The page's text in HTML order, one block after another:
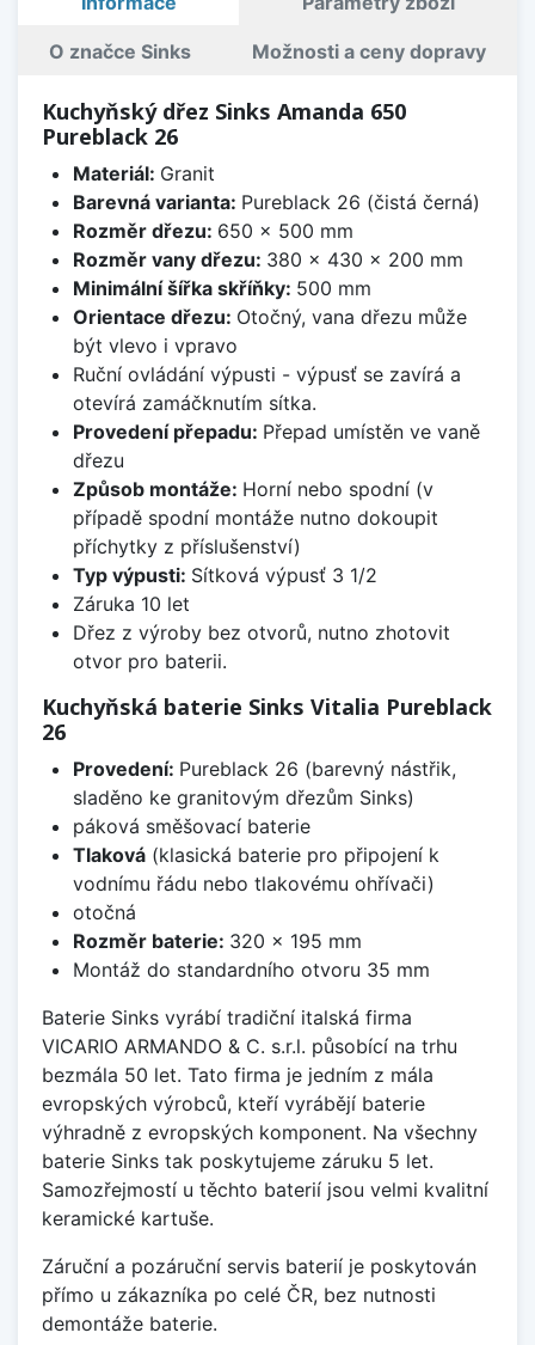
O značce Sinks Možnosti a ceny dopravy
Kuchyňský dřez Sinks Amanda 650
Pureblack 26
Materiál: Granit
Barevná varianta: Pureblack 26 (čistá černá)
Rozměr dřezu: 650 x 500 mm
Rozměr vany dřezu: 380 x 430 x 200 mm
Minimální šířka skříňky: 500 mm
Orientace dřezu: Otočný, vana dřezu může
být vlevo i vpravo
Ruční ovládání výpusti - výpusť se zavírá a
otevírá zamáčknutím sítka.
Provedení přepadu: Přepad umístěn ve vaně
dřezu
Způsob montáže: Horní nebo spodní (v
případě spodní montáže nutno dokoupit
příchytky z příslušenství)
Typ výpusti: Sítková výpusť 3 1/2
Záruka 10 let
Dřez z výroby bez otvorů, nutno zhotovit
otvor pro baterii.
Kuchyňská baterie Sinks Vitalia Pureblack
26
Provedení: Pureblack 26 (barevný nástřik,
sladěno ke granitovým dřezům Sinks)
páková směšovací baterie
Tlaková(klasická baterie pro připojení k
vodnímu řádu nebo tlakovému ohřívači)
otočná
Rozměr baterie: 320 x 195 mm
Montáž do standardního otvoru 35 mm
Baterie Sinks vyrábí tradiční italská firma
VICARIO ARMANDO & C. s.r.l. působící na trhu
bezmála 50 let. Tato firma je jedním z mála
evropských výrobců, kteří vyrábějí baterie
výhradně z evropských komponent. Na všechny
baterie Sinks tak poskytujeme záruku 5 let.
Samozřejmostí u těchto baterií jsou velmi kvalitní
keramické kartuše.
Záruční a pozáruční servis baterií je poskytován
přímo u zákazníka po celé ČR, bez nutnosti
demontáže baterie.